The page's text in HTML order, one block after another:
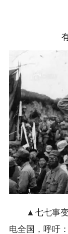
▲七七事变的
电全国，呼吁